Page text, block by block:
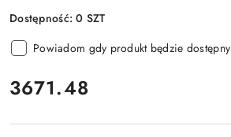
Dostępność:0 SZT
Powiadom gdy produkt będzie dostępny
cena:
3671.48